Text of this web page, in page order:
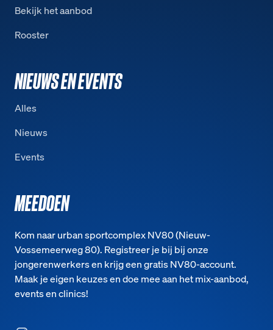
Bekijk het aanbod
Rooster
NIEUWS EN EVENTS
Alles
Nieuws
Events
MEEDOEN
Kom naar urban sportcomplex NV80 (Nieuw-
Vossemeerweg 80). Registreer je bij bij onze
jongerenwerkers en krijg een gratis NV80-account.
Maak je eigen keuzes en doe mee aan het mix-aanbod,
events en clinics!